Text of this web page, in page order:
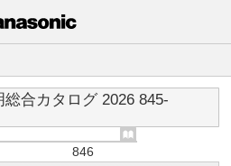
合カタログ 2026 845-
846